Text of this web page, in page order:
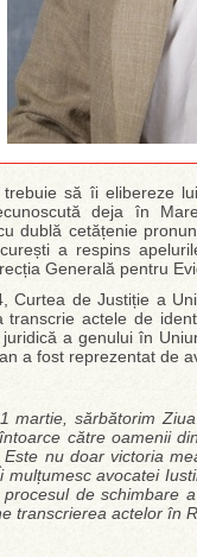
trebuie să îi elibereze
deja în
dublă cetățenie
a respins
Generală pentru
Curtea de Justiție a
transcrie actele de
juridică a genului în
a fost reprezentat de
martie, sărbătorim
către oamenii
Este nu doar victoria
mulțumesc avocatei
de schimbare
transcrierea actelor în